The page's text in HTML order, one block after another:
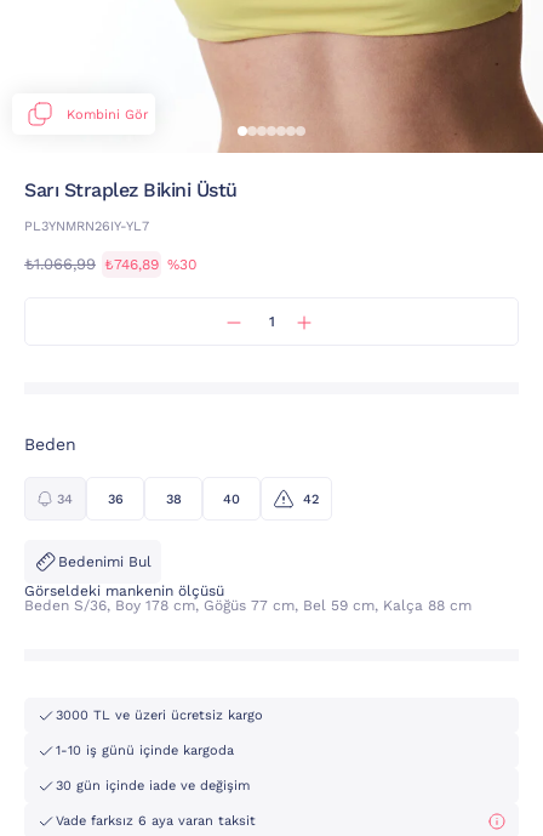
Kombini Gör
Sarı Straplez Bikini Üstü
PL3YNMRN26IY-YL7
₺1.066,99 ₺746,89 %30
Beden
34 36 38 40 42
Bedenimi Bul
Görseldeki mankenin ölçüsü
Beden S/36, Boy 178 cm, Göğüs 77 cm, Bel 59 cm, Kalça 88 cm
3000 TL ve üzeri ücretsiz kargo
1-10 iş günü içinde kargoda
30 gün içinde iade ve değişim
Vade farksız 6 aya varan taksit